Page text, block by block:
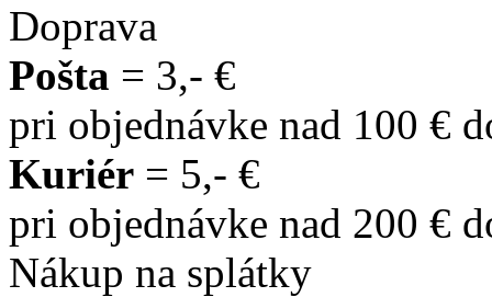
Doprava
Pošta = 3,- €
pri objednávke nad 100 €
Kuriér = 5,- €
pri objednávke nad 200 €
Nákup na splátky